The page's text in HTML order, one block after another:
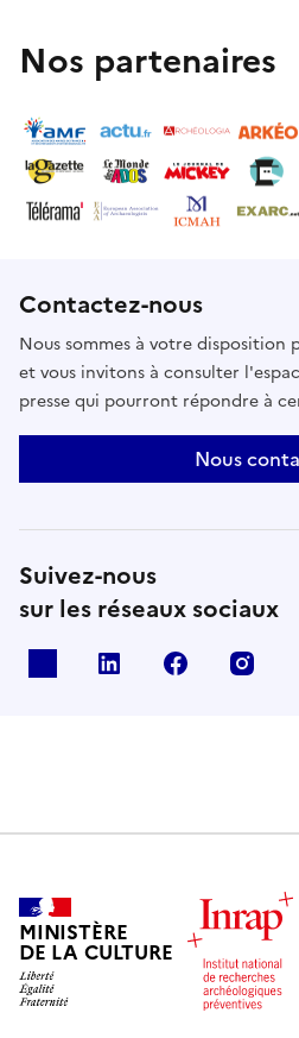
Nos partenaires
Contactez-nous
Nous sommes à votre disposition
et vous invitons à consulter
presse qui pourront répondre à
Nous
Suivez-nous
sur les réseaux sociaux
Linkedin Facebook
MINISTÈRE
DE LA CULTURE